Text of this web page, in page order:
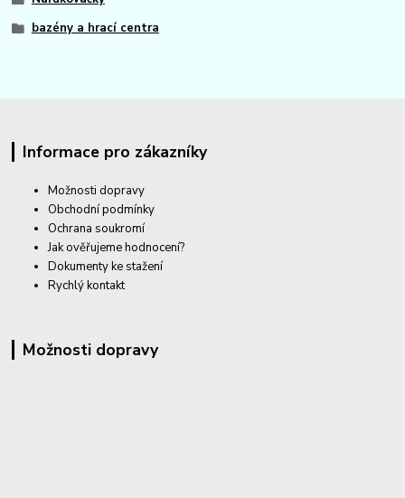
bazény a hrací centra
Informace pro zákazníky
Možnosti dopravy
Obchodní podmínky
Ochrana soukromí
Jak ověřujeme hodnocení?
Dokumenty ke stažení
Rychlý kontakt
Možnosti dopravy